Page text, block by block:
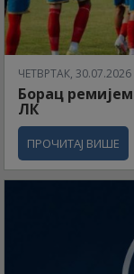
ЧЕТВРТАК,
Борац
ЛК
ПРОЧИТАЈ ВИШЕ